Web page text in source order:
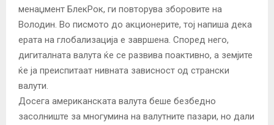
менаџмент БлекРок, ги повторува зборовите на
Володин. Во писмото до акционерите, тој напиша дека
ерата на глобализација е завршена. Според него,
дигиталната валута ќе се развива поактивно, а земјите
ќе ја преиспитаат нивната зависност од странски
валути.
Досега американската валута беше безбедно
засолниште за многумина на валутните пазари, но дали